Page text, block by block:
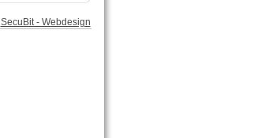
SecuBit - Webdesign